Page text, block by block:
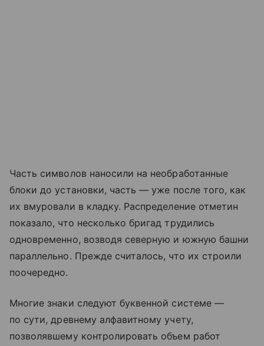
Часть символов наносили на необработанные
блоки до установки, часть — уже после того, как
их вмуровали в кладку. Распределение отметин
показало, что несколько бригад трудились
одновременно, возводя северную и южную башни
параллельно. Прежде считалось, что их строили
поочередно.
Многие знаки следуют буквенной системе —
по сути, древнему алфавитному учету,
позволявшему контролировать объем работ